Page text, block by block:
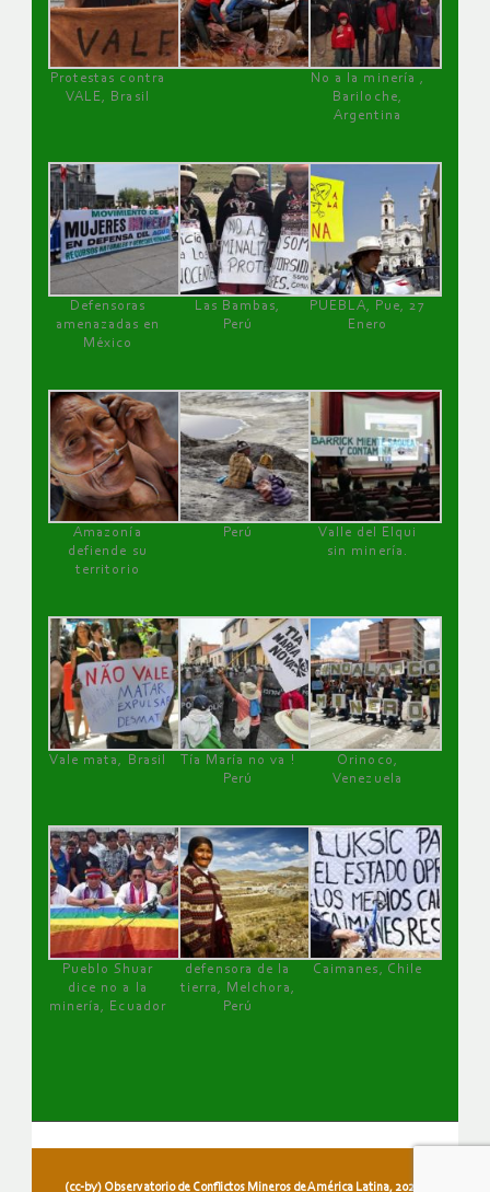
Protestas contra
VALE, Brasil
No a la minería ,
Bariloche,
Argentina
Defensoras
amenazadas en
México
Las Bambas,
Perú
PUEBLA, Pue, 27
Enero
Amazonía
defiende su
territorio
Perú
Valle del Elqui
sin minería.
Vale mata, Brasil
Tía María no va !
Perú
Orinoco,
Venezuela
Pueblo Shuar
dice no a la
minería, Ecuador
defensora de la
tierra, Melchora,
Perú
Caimanes, Chile
(cc-by) Observatorio de Conflictos Mineros de América Latina, 2026